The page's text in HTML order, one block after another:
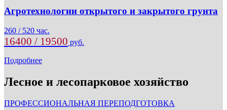
Агротехнологии открытого и закрытого грунта
260 / 520 час.
16400 / 19500 руб.
Подробнее
Лесное и лесопарковое хозяйство
ПРОФЕССИОНАЛЬНАЯ ПЕРЕПОДГОТОВКА